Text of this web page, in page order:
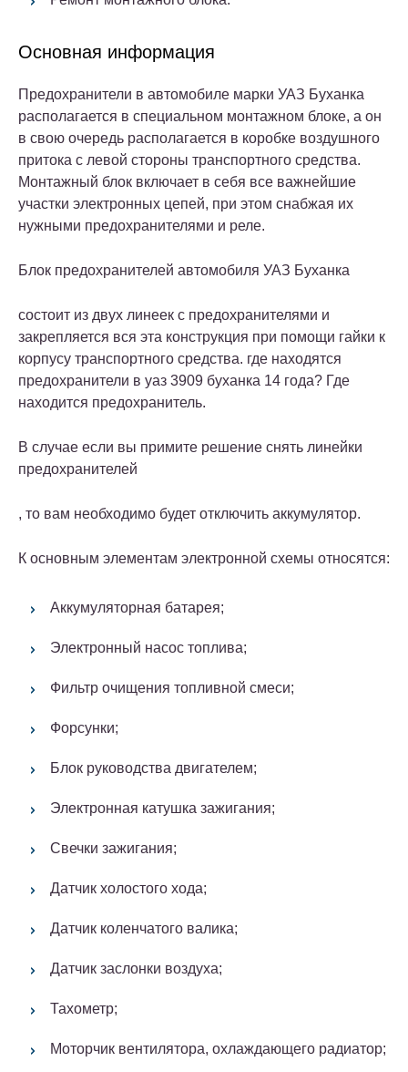
Основная информация
Предохранители в автомобиле марки УАЗ Буханка
располагается в специальном монтажном блоке, а он
в свою очередь располагается в коробке воздушного
притока с левой стороны транспортного средства.
Монтажный блок включает в себя все важнейшие
участки электронных цепей, при этом снабжая их
нужными предохранителями и реле.
Блок предохранителей автомобиля УАЗ Буханка
состоит из двух линеек с предохранителями и
закрепляется вся эта конструкция при помощи гайки к
корпусу транспортного средства. где находятся
предохранители в уаз 3909 буханка 14 года? Где
находится предохранитель.
В случае если вы примите решение снять линейки
предохранителей
, то вам необходимо будет отключить аккумулятор.
К основным элементам электронной схемы относятся:
Аккумуляторная батарея;
Электронный насос топлива;
Фильтр очищения топливной смеси;
Форсунки;
Блок руководства двигателем;
Электронная катушка зажигания;
Свечки зажигания;
Датчик холостого хода;
Датчик коленчатого валика;
Датчик заслонки воздуха;
Тахометр;
Моторчик вентилятора, охлаждающего радиатор;